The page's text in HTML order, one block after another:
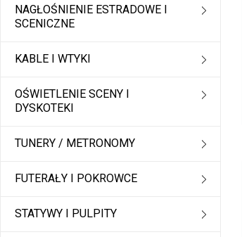
NAGŁOŚNIENIE ESTRADOWE I
SCENICZNE
KABLE I WTYKI
OŚWIETLENIE SCENY I
DYSKOTEKI
TUNERY / METRONOMY
FUTERAŁY I POKROWCE
STATYWY I PULPITY